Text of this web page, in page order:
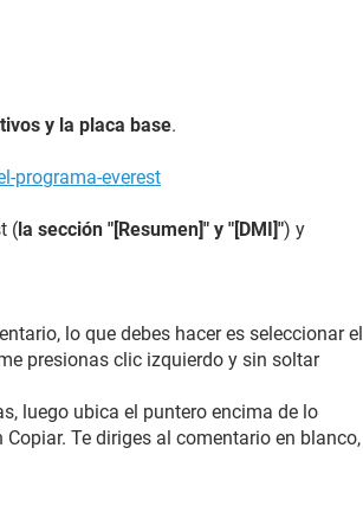
x86 (Mobile)
]
]
2166 MHz (13 x 167)
(6-6-6-18 @ 400 MHz) (5-5-5-15 @ 333
y la placa base.
programa-everest
(la sección "[Resumen]" y "[DMI]") y
lo que debes hacer es seleccionar el
presionas clic izquierdo y sin soltar
luego ubica el puntero encima de lo
Te diriges al comentario en blanco,